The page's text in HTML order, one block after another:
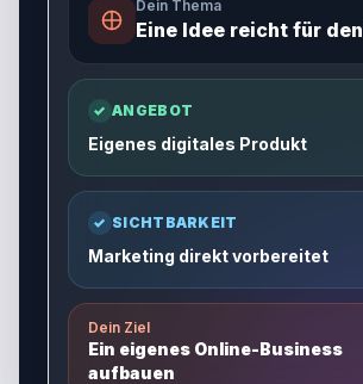
Dein Thema
Eine Idee reicht für
✓ ANGEBOT
Eigenes digitales Produkt
✓ SICHTBARKEIT
Marketing direkt vorbereitet
Dein Ziel
Ein eigenes Online-Business
aufbauen